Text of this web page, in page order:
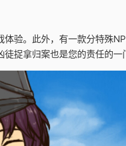
验。此外，有一款分特殊
捉拿归案也是您的责任的一